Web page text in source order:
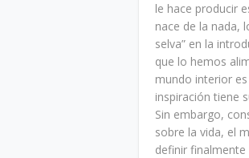
le hace producir
nace de la nada,
selva” en la
que lo hemos
mundo interior
inspiración tiene
Sin embargo,
sobre la vida, el
definir